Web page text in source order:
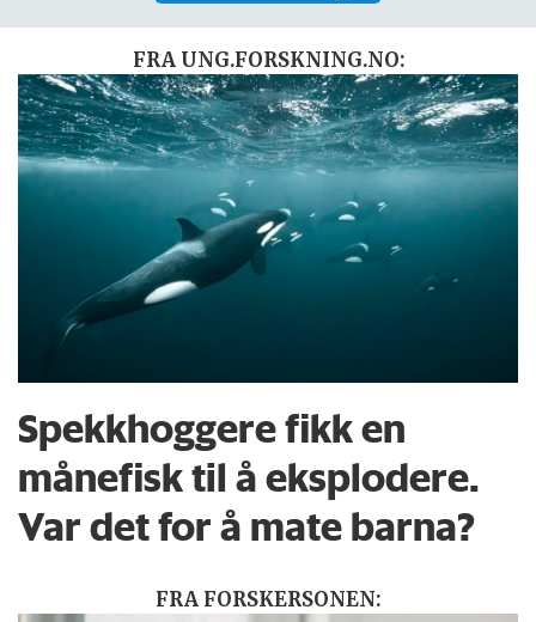
FRA UNG.FORSKNING.NO:
Spekkhoggere fikk en
månefisk til å eksplodere.
Var det for å mate barna?
FRA FORSKERSONEN: